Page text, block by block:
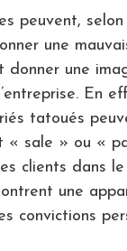
peuvent, selon
une
donner une
En
tatoués
« sale » ou «
clients dans le
une
convictions